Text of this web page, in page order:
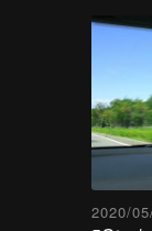
2020/